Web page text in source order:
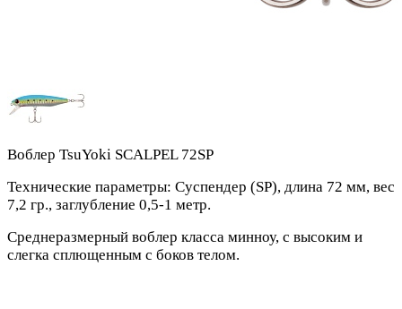
Воблер TsuYoki SCALPEL 72SP
Технические параметры: Суспендер (SP), длина 72 мм, вес
7,2 гр., заглубление 0,5-1 метр.
Среднеразмерный воблер класса минноу, с высоким и
слегка сплющенным с боков телом.